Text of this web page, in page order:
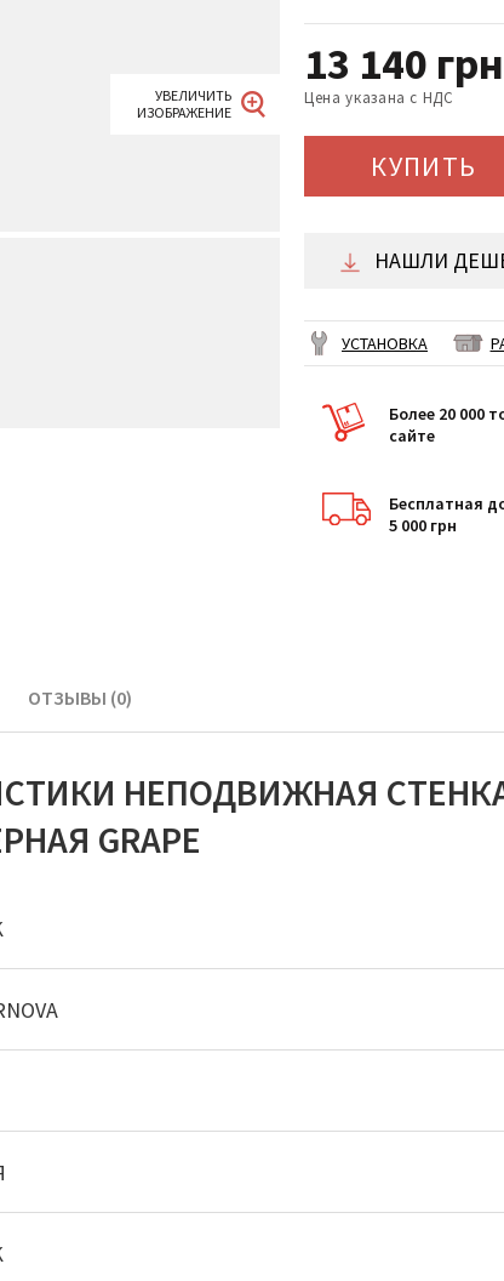
13 140
Цена указана с НДС
КУПИТЬ
НАШЛИ
УСТАНОВКА
Более 20 000
сайте
Бесплатная
5 000 грн
ОТЗЫВЫ (0)
НЕПОДВИЖНАЯ
GRAPE